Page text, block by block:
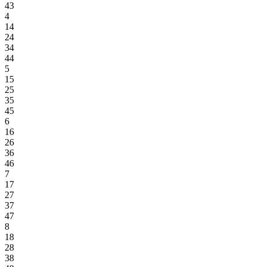
43
4
14
24
34
44
5
15
25
35
45
6
16
26
36
46
7
17
27
37
47
8
18
28
38